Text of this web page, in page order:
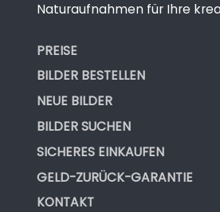
Naturaufnahmen für Ihre
PREISE
BILDER BESTELLEN
NEUE BILDER
BILDER SUCHEN
SICHERES EINKAUFEN
GELD-ZURÜCK-GARANTIE
KONTAKT